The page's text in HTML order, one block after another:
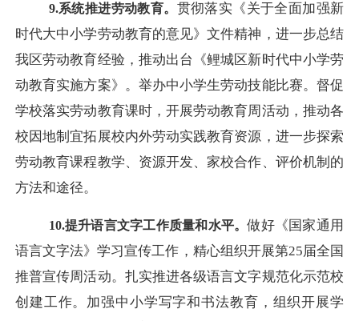
9.系统推进劳动教育。 贯彻落实《关于全面加强新
时代大中小学劳动教育的意见》文件精神，进一步总结
我区劳动教育经验，推动出台《鲤城区新时代中小学劳
动教育实施方案》。举办中小学生劳动技能比赛。督促
学校落实劳动教育课时，开展劳动教育周活动，推动各
校因地制宜拓展校内外劳动实践教育资源，进一步探索
劳动教育课程教学、资源开发、家校合作、评价机制的
方法和途径。
10.提升语言文字工作质量和水平。做好《国家通用
语言文字法》学习宣传工作，精心组织开展第25届全国
推普宣传周活动。扎实推进各级语言文字规范化示范校
创建工作。加强中小学写字和书法教育，组织开展学